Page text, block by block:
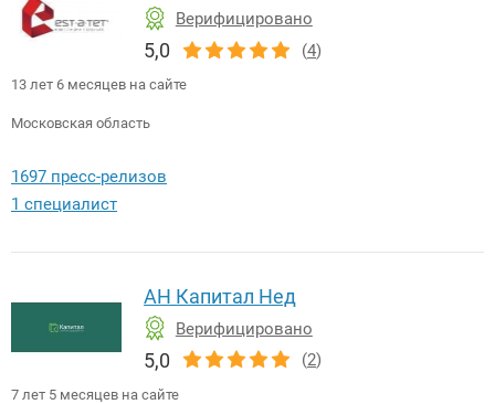
Верифицировано
5,0 (4)
13 лет 6 месяцев на сайте
Московская область
1697 пресс-релизов
1 специалист
АН Капитал Нед
Верифицировано
5,0 (2)
7 лет 5 месяцев на сайте